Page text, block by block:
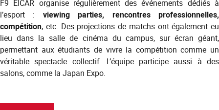
F9 EICAR organise régulièrement des événements dédiés à
l’esport : viewing parties, rencontres professionnelles,
compétition, etc. Des projections de matchs ont également eu
lieu dans la salle de cinéma du campus, sur écran géant,
permettant aux étudiants de vivre la compétition comme un
véritable spectacle collectif. L’équipe participe aussi à des
salons, comme la Japan Expo.